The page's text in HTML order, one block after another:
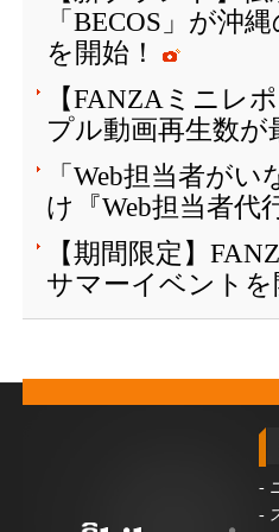
「BECOS」が沖
を開始！
【FANZAミニレ
プル動画再生数が
「Web担当者が
け『Web担当者代
【期間限定】
サマーイベント
-
-